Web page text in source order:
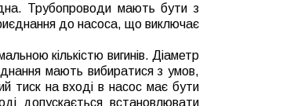
Трубопроводи мають бути з
до насоса, що виключає
кількістю вигинів. Діаметр
мають вибиратися з умов,
тиск на вході в насос має бути
допускається встановлювати